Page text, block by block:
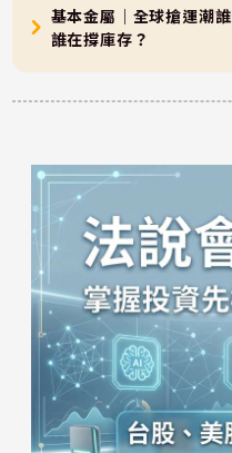
基本金屬｜全球搶運潮
誰在撐庫存？